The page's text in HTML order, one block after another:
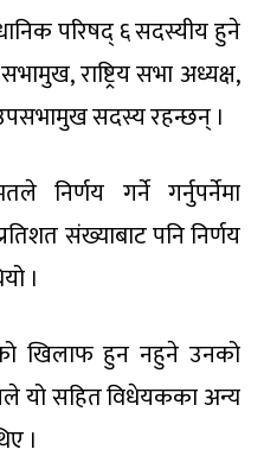
परिषद् ६ सदस्यीय हुने
राष्ट्रिय सभा अध्यक्ष,
सदस्य रहन्छन् ।
निर्णय गर्ने गर्नुपर्नेमा
संख्याबाट पनि निर्णय
।
खिलाफ हुन नहुने उनको
यो सहित विधेयकका अन्य
।